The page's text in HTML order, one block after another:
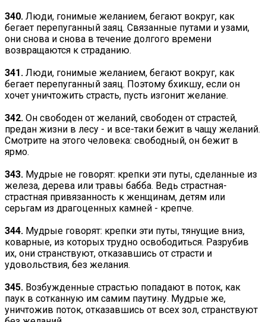
340. Люди, гонимые желанием, бегают вокруг, как
бегает перепуганный заяц. Связанные путами и узами,
они снова и снова в течение долгого времени
возвращаются к страданию.
341. Люди, гонимые желанием, бегают вокруг, как
бегает перепуганный заяц. Поэтому бхикшу, если он
хочет уничтожить страсть, пусть изгонит желание.
342. Он свободен от желаний, свободен от страстей,
предан жизни в лесу - и все-таки бежит в чащу желаний.
Смотрите на этого человека: свободный, он бежит в
ярмо.
343. Мудрые не говорят: крепки эти путы, сделанные из
железа, дерева или травы бабба. Ведь страстная-
страстная привязанность к женщинам, детям или
серьгам из драгоценных камней - крепче.
344. Мудрые говорят: крепки эти путы, тянущие вниз,
коварные, из которых трудно освободиться. Разрубив
их, они странствуют, отказавшись от страсти и
удовольствия, без желания.
345. Возбужденные страстью попадают в поток, как
паук в сотканную им самим паутину. Мудрые же,
уничтожив поток, отказавшись от всех зол, странствуют